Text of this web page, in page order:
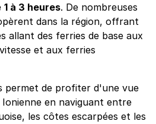
1 à 3 heures. De nombreuses
dans la région, offrant
allant des ferries de base aux
et aux ferries
permet de profiter d'une vue
en naviguant entre
les côtes escarpées et les